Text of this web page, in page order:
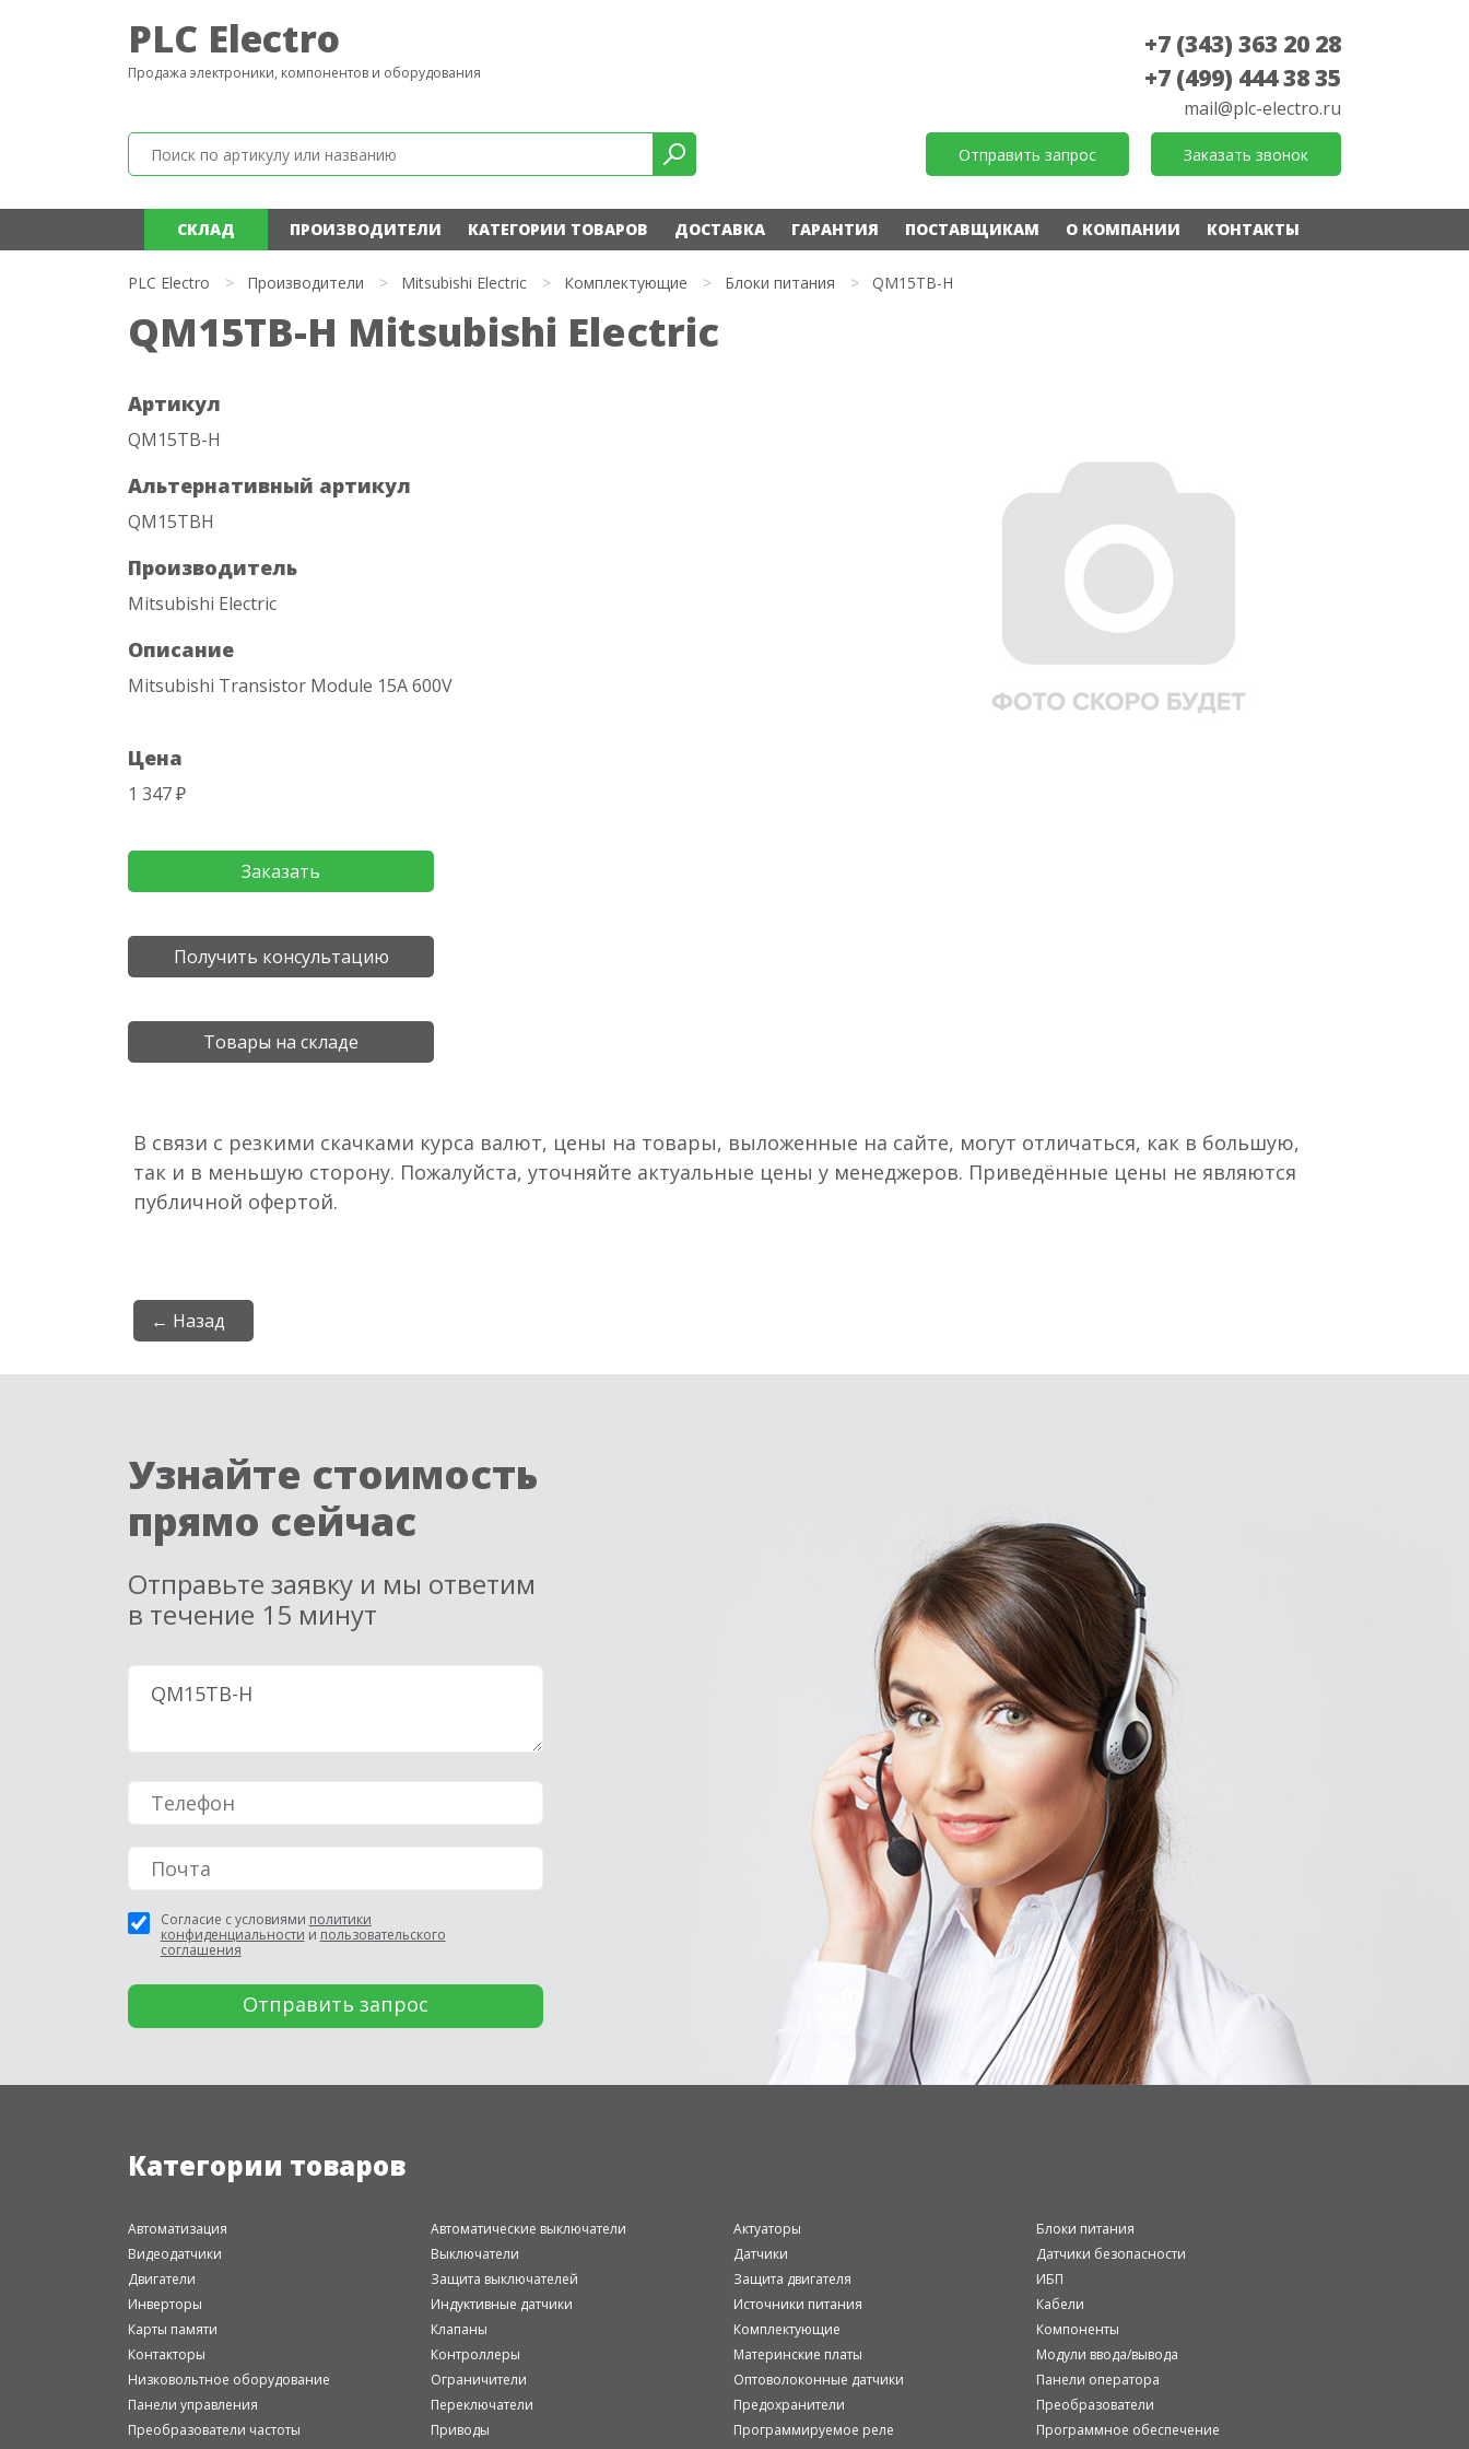
PLC Electro
Продажа электроники, компонентов и оборудования
+7 (343) 363 20 28
+7 (499) 444 38 35
mail@plc-electro.ru
Отправить запрос Заказать звонок
СКЛАД ПРОИЗВОДИТЕЛИ КАТЕГОРИИ ТОВАРОВ ДОСТАВКА ГАРАНТИЯ ПОСТАВЩИКАМ О КОМПАНИИ КОНТАКТЫ
PLC Electro > Производители > Mitsubishi Electric > Комплектующие > Блоки питания > QM15TB-H
QM15TB-H Mitsubishi Electric
Артикул
QM15TB-H
Альтернативный артикул
QM15TBH
Производитель
Mitsubishi Electric
Описание
Mitsubishi Transistor Module 15A 600V
Цена
1 347 ₽
Заказать
Получить консультацию
Товары на складе
В связи с резкими скачками курса валют, цены на товары, выложенные на сайте, могут отличаться, как в большую,
так и в меньшую сторону. Пожалуйста, уточняйте актуальные цены у менеджеров. Приведённые цены не являются
публичной офертой.
← Назад
Узнайте стоимость
прямо сейчас
Отправьте заявку и мы ответим
в течение 15 минут
Согласие с условиями политики
конфиденциальности и пользовательского
соглашения
Категории товаров
Автоматизация Автоматические выключатели Актуаторы
Блоки питания
Видеодатчики
Выключатели Датчики
Датчики безопасности
Двигатели
Защита выключателей Защита двигателя
ИБП
Инверторы
Индуктивные датчики Источники питания
Кабели
Карты памяти
Клапаны Комплектующие
Компоненты
Контакторы
Контроллеры Материнские платы
Модули ввода/вывода
Низковольтное оборудование
Ограничители Оптоволоконные датчики
Панели оператора
Панели управления
Переключатели Предохранители
Преобразователи
Преобразователи частоты
Приводы Программируемое реле
Программное обеспечение